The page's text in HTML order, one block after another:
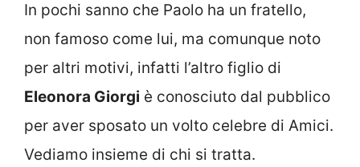
In pochi sanno che Paolo ha un fratello,
non famoso come lui, ma comunque noto
per altri motivi, infatti l’altro figlio di
Eleonora Giorgi è conosciuto dal pubblico
per aver sposato un volto celebre di Amici.
Vediamo insieme di chi si tratta.